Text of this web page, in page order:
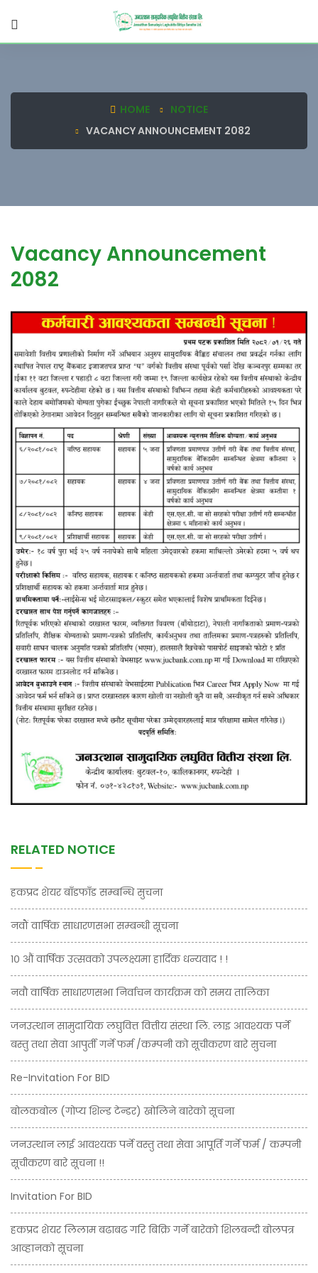
HOME
NOTICE
VACANCY ANNOUNCEMENT 2082
Vacancy Announcement
2082
RELATED NOTICE
हकप्रद शेयर बाँडफाँड सम्बन्धि सुचना
नवौं वार्षिक साधारणसभा सम्बन्धी सूचना
१० औं वार्षिक उत्सवको उपलक्ष्यमा हार्दिक धन्यवाद ! !
नवौ वार्षिक साधारणसभा निर्वाचन कार्यक्रम को समय तालिका
जनउत्थान सामुदायिक लघुवित्त वित्तीय संस्था लि. लाइ आवश्यक पर्ने
बस्तु तथा सेवा आपुर्ती गर्ने फर्म /कम्पनी को सूचीकरण बारे सुचना
Re-Invitation For BID
बोलकबोल (गोप्य शिल्ड टेन्डर) खोलिने बारेको सूचना
जनउत्थान लाई आवश्यक पर्ने वस्तु तथा सेवा आपूर्ति गर्ने फर्म / कम्पनी
सूचीकरण बारे सूचना !!
Invitation For BID
हकप्रद शेयर लिलाम बढाबढ गरि बिक्रि गर्ने बारेको शिलबन्दी बोलपत्र
आव्हानको सूचना